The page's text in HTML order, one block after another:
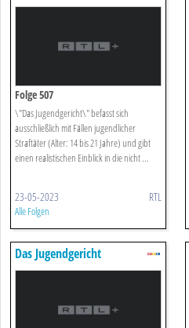
Folge 507
\"Das Jugendgericht\" befasst sich
ausschließlich mit Fällen jugendlicher
Straftäter (Alter: 14 bis 21 Jahre) und gibt
einen realistischen Einblick in die nicht ...
23-05-2023 RTL
Alle Folgen
Das Jugendgericht